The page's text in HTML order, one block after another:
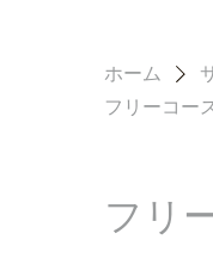
ホーム
フリーコー
フリ